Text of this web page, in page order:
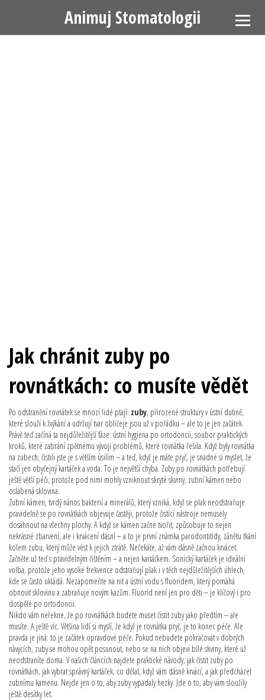
Animuj Stomatologii
Jak chránit zuby po
rovnátkách: co musíte vědět
Po odstranění rovnátek se mnozí lidé ptají: zuby, přirozené struktury v ústní dutině,
které slouží k žvýkání a udržují tvar obličeje jsou už v pořádku – ale to je jen začátek.
Právě teď začíná ta nejdůležitější fáze: ústní hygiena po ortodoncii, soubor praktických
kroků, které zabrání zpětnému vývoji problémů, které rovnátka řešila. Když byly rovnátka
na zubech, čistili jste je s větším úsilím – a teď, když je máte pryč, je snadné si myslet, že
stačí jen obyčejný kartáček a voda. To je největší chyba. Zuby po rovnátkách potřebují
ještě větší péči, protože pod nimi mohly vzniknout skryté skvrny, zubní kámen nebo
oslabená sklovina.
Zubní kámen, tvrdý nános bakterií a minerálů, který vzniká, když se plak neodstraňuje
pravidelněse po rovnátkách objevuje častěji, protože čistící nástroje nemusely
dosáhnout na všechny plochy. A když se kámen začne tvořit, způsobuje to nejen
nekrásné zbarvení, ale i krvácení dásní – a to je první známka parodontitidy, zánětu tkání
kolem zubu, který může vést k jejich ztrátě. Nečekáte, až vám dásně začnou krvácet.
Začněte už teď s pravidelným čištěním – a nejen kartáčkem. Sonický kartáček je ideální
volba, protože jeho vysoké frekvence odstraňují plak i v těch nejdůležitějších úhlech,
kde se často ukládá. Nezapomeňte na nit a ústní vodu s fluoridem, který pomáhá
obnovit sklovinu a zabraňuje novým kazům. Fluorid není jen pro děti – je klíčový i pro
dospělé po ortodoncii.
Nikdo vám neřekne, že po rovnátkách budete muset čistit zuby jako předtím – ale
musíte. A ještě víc. Většina lidí si myslí, že když je rovnátka pryč, je to konec péče. Ale
pravda je jiná: to je začátek opravdové péče. Pokud nebudete pokračovat v dobrých
návycích, zuby se mohou opět posunout, nebo se na nich objeví bílé skvrny, které už
neodstraníte doma. V našich článcích najdete praktické návody, jak čistit zuby po
rovnátkách, jak vybrat správný kartáček, co dělat, když vám dásně krvácí, a jak předcházet
zubnímu kamenu. Nejde jen o to, aby zuby vypadaly hezky. Jde o to, aby vám sloužily
ještě desítky let.